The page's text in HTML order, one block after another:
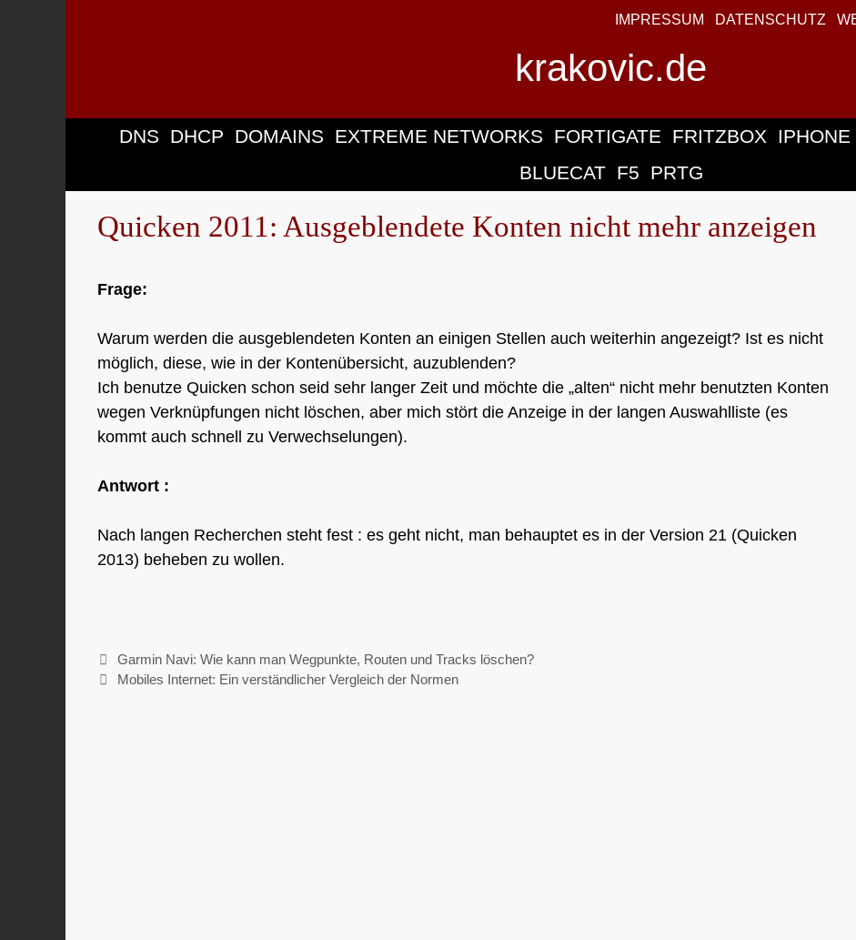
IMPRESSUM DATENSCHUTZ
krakovic.de
DNS DHCP DOMAINS EXTREME NETWORKS FORTIGATE FRITZBOX IPHONE
BLUECAT F5 PRTG
Quicken 2011: Ausgeblendete Konten nicht mehr anzeigen
Frage:
Warum werden die ausgeblendeten Konten an einigen Stellen auch weiterhin angezeigt? Ist es nicht
möglich, diese, wie in der Kontenübersicht, auzublenden?
Ich benutze Quicken schon seid sehr langer Zeit und möchte die „alten“ nicht mehr benutzten Konten
wegen Verknüpfungen nicht löschen, aber mich stört die Anzeige in der langen Auswahlliste (es
kommt auch schnell zu Verwechselungen).
Antwort :
Nach langen Recherchen steht fest : es geht nicht, man behauptet es in der Version 21 (Quicken
2013) beheben zu wollen.
Garmin Navi: Wie kann man Wegpunkte, Routen und Tracks löschen?
Mobiles Internet: Ein verständlicher Vergleich der Normen